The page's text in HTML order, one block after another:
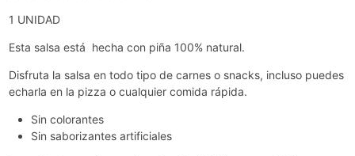
1 UNIDAD
Esta salsa está hecha con piña 100% natural.
Disfruta la salsa en todo tipo de carnes o snacks, incluso puedes
echarla en la pizza o cualquier comida rápida.
Sin colorantes
Sin saborizantes artificiales